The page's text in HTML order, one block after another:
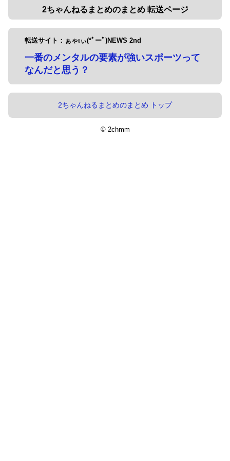
2ちゃんねるまとめのまとめ 転送ページ
転送サイト：ぁゃιぃ(*ﾟーﾟ)NEWS 2nd
一番のメンタルの要素が強いスポーツって
なんだと思う？
2ちゃんねるまとめのまとめ トップ
© 2chmm